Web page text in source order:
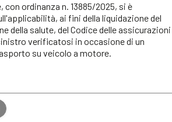
con ordinanza n. 13885/2025, si è
ai fini della liquidazione del
della salute, del Codice delle assicurazioni
verificatosi in occasione di un
su veicolo a motore.